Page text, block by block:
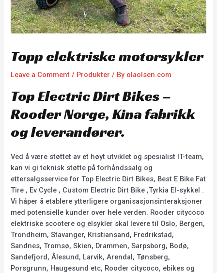
Topp elektriske motorsykler
Leave a Comment / Produkter / By olaolsen.com
Top Electric Dirt Bikes –
Rooder Norge, Kina fabrikk
og leverandører.
Ved å være støttet av et høyt utviklet og spesialist IT-team,
kan vi gi teknisk støtte på forhåndssalg og
ettersalgsservice for Top Electric Dirt Bikes, Best E Bike Fat
Tire , Ev Cycle , Custom Electric Dirt Bike ,Tyrkia El-sykkel .
Vi håper å etablere ytterligere organisasjonsinteraksjoner
med potensielle kunder over hele verden. Rooder citycoco
elektriske scootere og elsykler skal levere til Oslo, Bergen,
Trondheim, Stavanger, Kristiansand, Fredrikstad,
Sandnes, Tromsø, Skien, Drammen, Sarpsborg, Bodø,
Sandefjord, Ålesund, Larvik, Arendal, Tønsberg,
Porsgrunn, Haugesund etc, Rooder citycoco, ebikes og